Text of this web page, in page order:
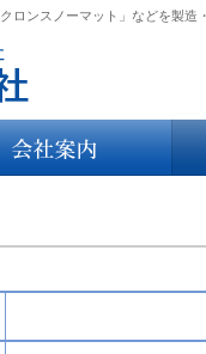
ロンスノーマット」などを製造